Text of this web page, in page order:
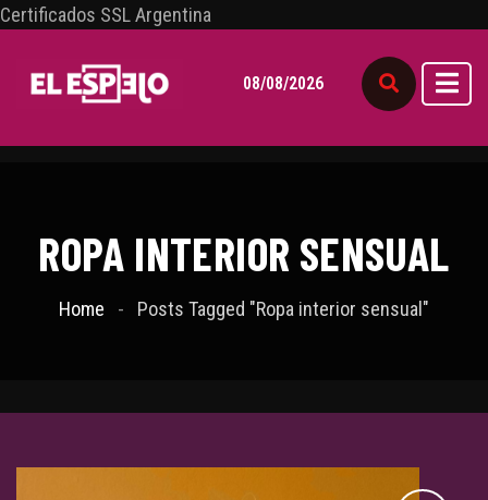
Certificados SSL Argentina
08/08/2026
ROPA INTERIOR SENSUAL
Home Posts Tagged "Ropa interior sensual"